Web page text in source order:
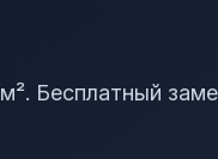
Бесплатный